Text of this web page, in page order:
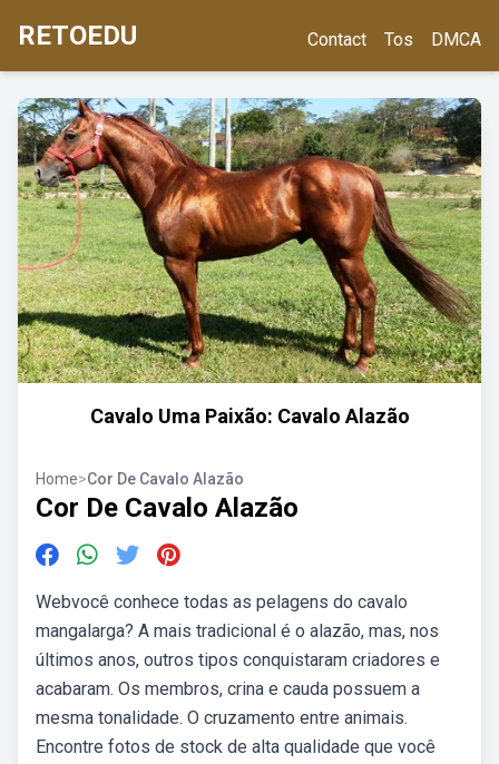
RETOEDU Contact Tos DMCA
Cavalo Uma Paixão: Cavalo Alazão
Home>Cor De Cavalo Alazão
Cor De Cavalo Alazão
Webvocê conhece todas as pelagens do cavalo
mangalarga? A mais tradicional é o alazão, mas, nos
últimos anos, outros tipos conquistaram criadores e
acabaram. Os membros, crina e cauda possuem a
mesma tonalidade. O cruzamento entre animais.
Encontre fotos de stock de alta qualidade que você